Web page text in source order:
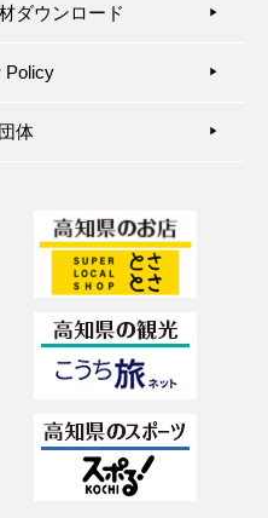
ダウンロード ▶︎
Policy ▶︎
体 ▶︎